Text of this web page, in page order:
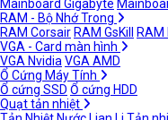
Mainboard Gigabyte
RAM - Bộ Nhớ Trong
RAM Corsair RAM GsKill RAM
VGA - Card màn hình
VGA Nvidia VGA AMD
Ổ Cứng Máy Tính
Ổ cứng SSD Ổ cứng HDD
Quạt tản nhiệt